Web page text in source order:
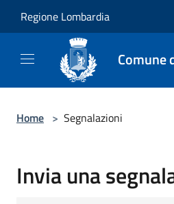
Regione Lombardia
Comune
Home > Segnalazioni
Invia una